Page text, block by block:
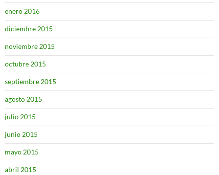
enero 2016
diciembre 2015
noviembre 2015
octubre 2015
septiembre 2015
agosto 2015
julio 2015
junio 2015
mayo 2015
abril 2015